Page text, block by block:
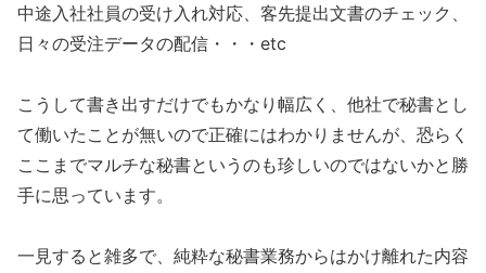
中途入社社員の受け入れ対応、客先提出文書のチェック、
日々の受注データの配信・・・etc
こうして書き出すだけでもかなり幅広く、他社で秘書とし
て働いたことが無いので正確にはわかりませんが、恐らく
ここまでマルチな秘書というのも珍しいのではないかと勝
手に思っています。
一見すると雑多で、純粋な秘書業務からはかけ離れた内容